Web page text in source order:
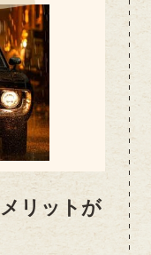
リットが